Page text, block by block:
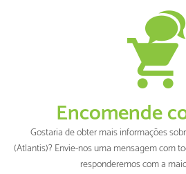
Encomende
Gostaria de obter mais informações
(Atlantis)? Envie-nos uma mensagem com
responderemos com a